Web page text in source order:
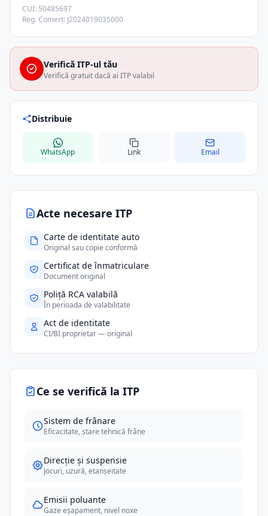
Acte necesare ITP
Carte de identitate auto
Original sau copie conformă
Certificat de înmatriculare
Document original
Poliță RCA valabilă
În perioada de valabilitate
Act de identitate
CI/BI proprietar — original
Ce se verifică la ITP
Sistem de frânare
Eficacitate, stare tehnică frâne
Direcție și suspensie
Jocuri, uzură, etanșeitate
Emisii poluante
Gaze eșapament, nivel noxe
CUI: 50485697
Reg. Comerț: J2024019035000
Verifică ITP-ul tău
Verifică gratuit dacă ai ITP valabil
Distribuie
WhatsApp Link Email